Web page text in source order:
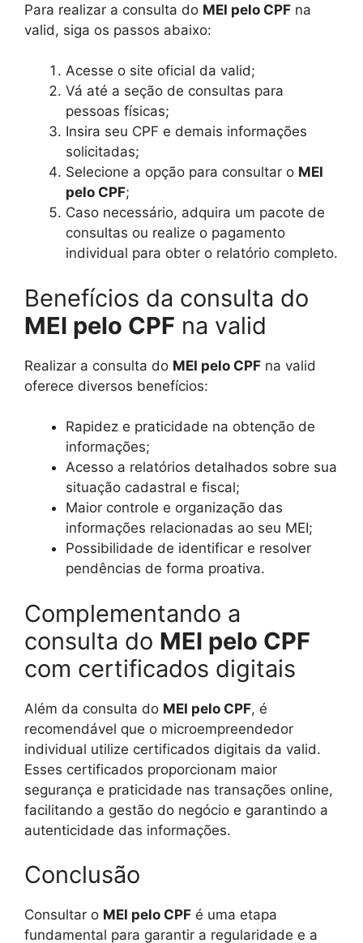
Para realizar a consulta do MEI pelo CPF na
valid, siga os passos abaixo:
Acesse o site oficial da valid;
Vá até a seção de consultas para
pessoas físicas;
Insira seu CPF e demais informações
solicitadas;
Selecione a opção para consultar o MEI
pelo CPF;
Caso necessário, adquira um pacote de
consultas ou realize o pagamento
individual para obter o relatório completo.
Benefícios da consulta do
MEI pelo CPF na valid
Realizar a consulta do MEI pelo CPF na valid
oferece diversos benefícios:
Rapidez e praticidade na obtenção de
informações;
Acesso a relatórios detalhados sobre sua
situação cadastral e fiscal;
Maior controle e organização das
informações relacionadas ao seu MEI;
Possibilidade de identificar e resolver
pendências de forma proativa.
Complementando a
consulta do MEI pelo CPF
com certificados digitais
Além da consulta do MEI pelo CPF, é
recomendável que o microempreendedor
individual utilize certificados digitais da valid.
Esses certificados proporcionam maior
segurança e praticidade nas transações online,
facilitando a gestão do negócio e garantindo a
autenticidade das informações.
Conclusão
Consultar o MEI pelo CPF é uma etapa
fundamental para garantir a regularidade e a